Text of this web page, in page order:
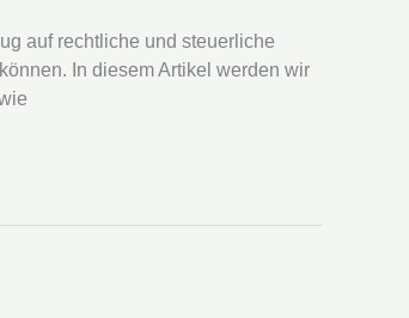
auf rechtliche und steuerliche
In diesem Artikel werden wir